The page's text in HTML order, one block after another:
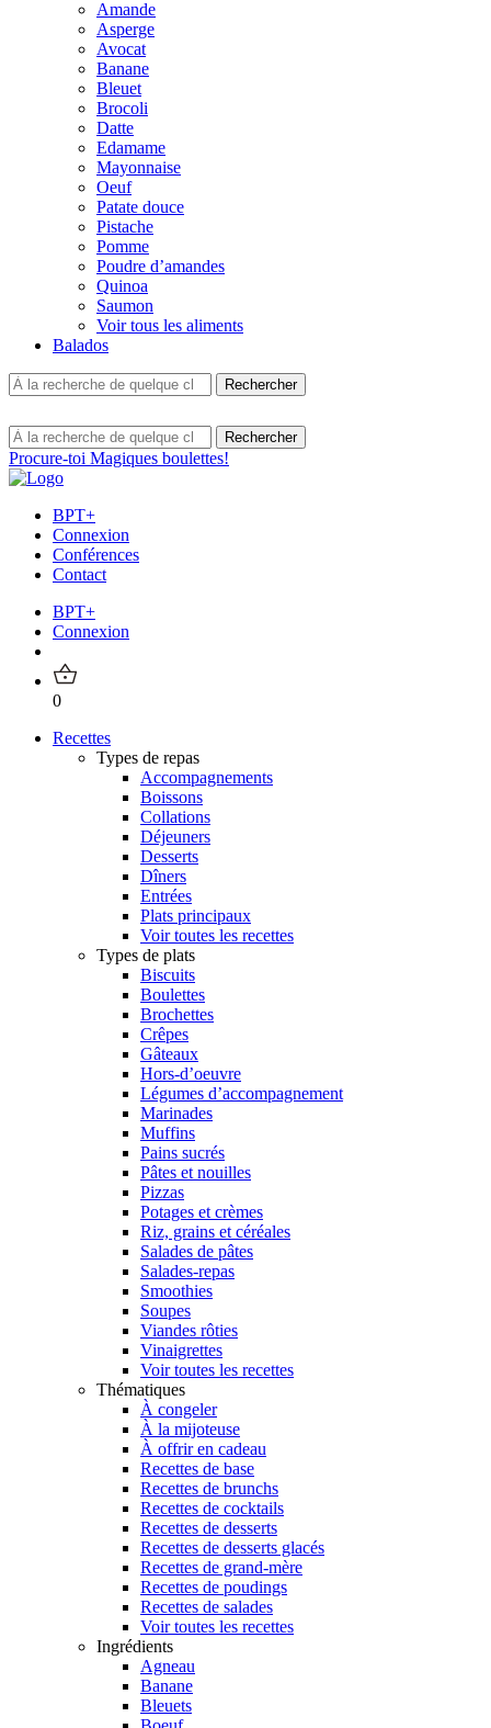
Amande
Asperge
Avocat
Banane
Bleuet
Brocoli
Datte
Edamame
Mayonnaise
Oeuf
Patate douce
Pistache
Pomme
Poudre d’amandes
Quinoa
Saumon
Voir tous les aliments
Balados
Procure-toi Magiques boulettes!
BPT+
Connexion
Conférences
Contact
BPT+
Connexion
0
Recettes
Types de repas
Accompagnements
Boissons
Collations
Déjeuners
Desserts
Dîners
Entrées
Plats principaux
Voir toutes les recettes
Types de plats
Biscuits
Boulettes
Brochettes
Crêpes
Gâteaux
Hors-d’oeuvre
Légumes d’accompagnement
Marinades
Muffins
Pains sucrés
Pâtes et nouilles
Pizzas
Potages et crèmes
Riz, grains et céréales
Salades de pâtes
Salades-repas
Smoothies
Soupes
Viandes rôties
Vinaigrettes
Voir toutes les recettes
Thématiques
À congeler
À la mijoteuse
À offrir en cadeau
Recettes de base
Recettes de brunchs
Recettes de cocktails
Recettes de desserts
Recettes de desserts glacés
Recettes de grand-mère
Recettes de poudings
Recettes de salades
Voir toutes les recettes
Ingrédients
Agneau
Banane
Bleuets